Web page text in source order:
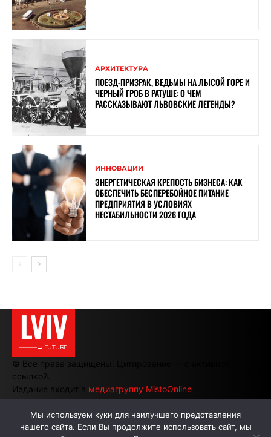
АРХИТЕКТУРА
ПОЕЗД-ПРИЗРАК, ВЕДЬМЫ НА ЛЫСОЙ ГОРЕ И
ЧЕРНЫЙ ГРОБ В РАТУШЕ: О ЧЕМ
РАССКАЗЫВАЮТ ЛЬВОВСКИЕ ЛЕГЕНДЫ?
ИННОВАЦИИ
ЭНЕРГЕТИЧЕСКАЯ КРЕПОСТЬ БИЗНЕСА: КАК
ОБЕСПЕЧИТЬ БЕСПЕРЕБОЙНОЕ ПИТАНИЕ
ПРЕДПРИЯТИЯ В УСЛОВИЯХ
НЕСТАБИЛЬНОСТИ 2026 ГОДА
LVIV
———→ FUTURE
© Все права защищены. Цитирование — с активной
ссылкой.
Издание входит в медиагруппу MistoOnline
АВТОРЫ РЕКЛАМА НА САЙТЕ
Мы используем куки для наилучшего представления
нашего сайта. Если Вы продолжите использовать сайт, мы